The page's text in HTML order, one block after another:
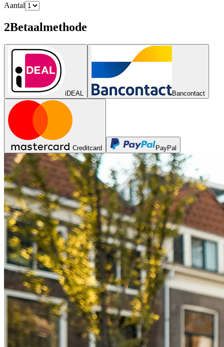
Aantal
2Betaalmethode
iDEAL Bancontact
Creditcard PayPal